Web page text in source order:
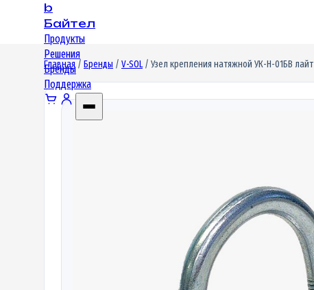
b
Байтел
Продукты
Решения
Бренды
Поддержка
Главная/ Бренды / V-SOL/ Узел крепления натяжной УК-Н-01БВ лайт